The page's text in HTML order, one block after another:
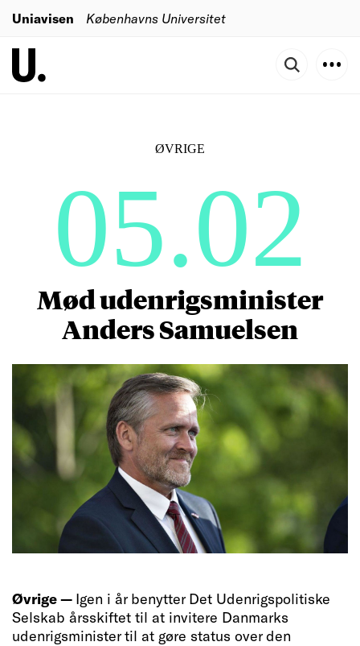
Uniavisen Københavns Universitet
ØVRIGE
05.02
Mød udenrigsminister
Anders Samuelsen
Øvrige — Igen i år benytter Det Udenrigspolitiske
Selskab årsskiftet til at invitere Danmarks
udenrigsminister til at gøre status over den